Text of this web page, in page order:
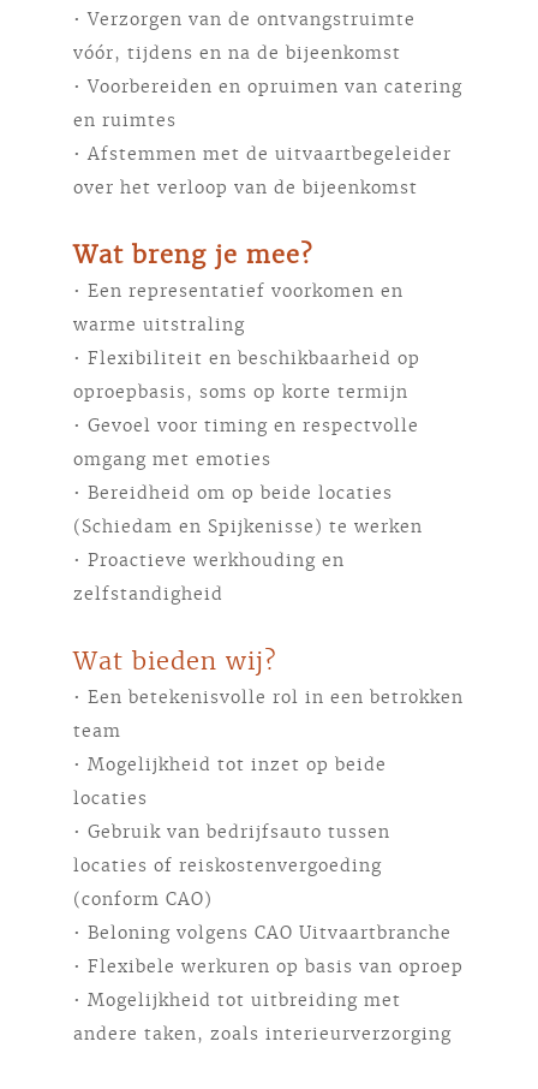
• Verzorgen van de ontvangstruimte
vóór, tijdens en na de bijeenkomst
• Voorbereiden en opruimen van catering
en ruimtes
• Afstemmen met de uitvaartbegeleider
over het verloop van de bijeenkomst
Wat breng je mee?
• Een representatief voorkomen en
warme uitstraling
• Flexibiliteit en beschikbaarheid op
oproepbasis, soms op korte termijn
• Gevoel voor timing en respectvolle
omgang met emoties
• Bereidheid om op beide locaties
(Schiedam en Spijkenisse) te werken
• Proactieve werkhouding en
zelfstandigheid
Wat bieden wij?
• Een betekenisvolle rol in een betrokken
team
• Mogelijkheid tot inzet op beide
locaties
• Gebruik van bedrijfsauto tussen
locaties of reiskostenvergoeding
(conform CAO)
• Beloning volgens CAO Uitvaartbranche
• Flexibele werkuren op basis van oproep
• Mogelijkheid tot uitbreiding met
andere taken, zoals interieurverzorging